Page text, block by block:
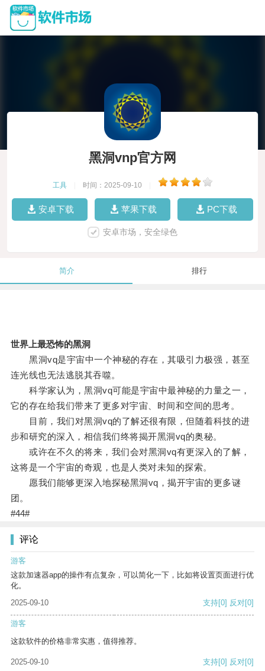
黑洞vnp官方网
工具 时间：2025-09-10
安卓下载 苹果下载 PC下载
安卓市场，安全绿色
简介 排行
世界上最恐怖的黑洞
黑洞vq是宇宙中一个神秘的存在，其吸引力极强，甚至
连光线也无法逃脱其吞噬。
科学家认为，黑洞vq可能是宇宙中最神秘的力量之一，
它的存在给我们带来了更多对宇宙、时间和空间的思考。
目前，我们对黑洞vq的了解还很有限，但随着科技的进
步和研究的深入，相信我们终将揭开黑洞vq的奥秘。
或许在不久的将来，我们会对黑洞vq有更深入的了解，
这将是一个宇宙的奇观，也是人类对未知的探索。
愿我们能够更深入地探秘黑洞vq，揭开宇宙的更多谜
团。
#44#
评论
游客
这款加速器app的操作有点复杂，可以简化一下，比如将设置页面进行优
化。
2025-09-10
支持[0] 反对[0]
游客
这款软件的价格非常实惠，值得推荐。
2025-09-10 支持[0] 反对[0]